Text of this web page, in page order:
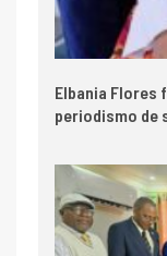
Elbania Flores
periodismo de